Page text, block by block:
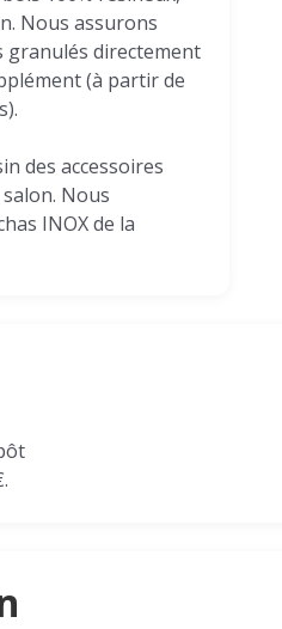
Nous assurons
granulés directement
(à partir de
des accessoires
Nous
INOX de la